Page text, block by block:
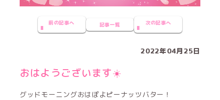
前の記事へ 記事一覧 次の記事へ
2022年04月25日
おはようございます☀️
グッドモーニングおはぽよピーナッツバター！